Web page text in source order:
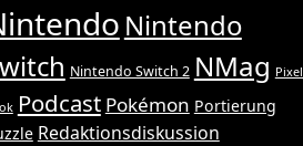
Nintendo
Nintendo Switch 2 NMag
Podcast Pokémon Portierung
Redaktionsdiskussion